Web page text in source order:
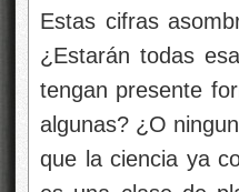
Estas cifras
¿Estarán todas
tengan presente
algunas? ¿O
que la ciencia ya